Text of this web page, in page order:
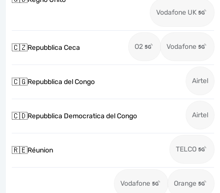
Vodafone UK
🇨🇿Repubblica Ceca O2 Vodafone
🇨🇬Repubblica del Congo Airtel
🇨🇩Repubblica Democratica del Congo Airtel
🇷🇪Réunion TELCO
Vodafone Orange